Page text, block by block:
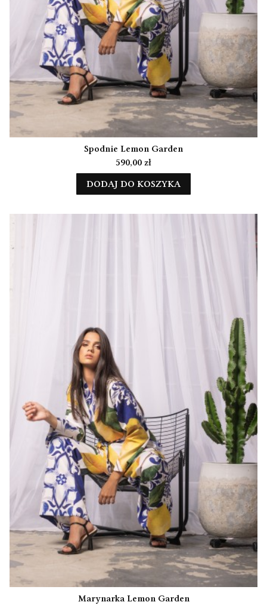
Spodnie Lemon Garden
Cena
590,00 zł
DODAJ DO KOSZYKA
Marynarka Lemon Garden